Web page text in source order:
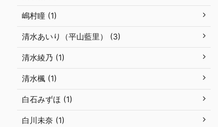
嶋村瞳 (1)
清水あいり（平山藍里） (3)
清水綾乃 (1)
清水楓 (1)
白石みずほ (1)
白川未奈 (1)